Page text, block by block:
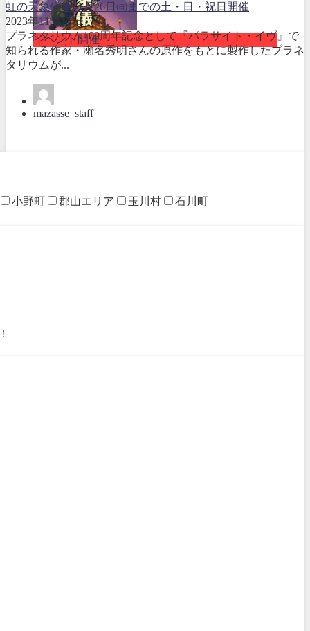
イベント開催
虹の天象儀◆11月26日㈰までの土・日・祝日開催
2023年11月13日
プラネタリウム100周年記念として『パラサイト・イヴ』で
知られる作家・瀬名秀明さんの原作をもとに製作したプラネ
タリウムが...
mazasse_staff
小野町 郡山エリア 玉川村 石川町